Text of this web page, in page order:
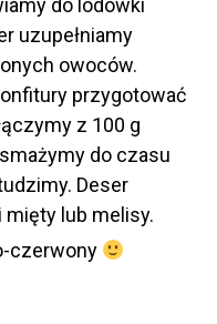
do lodówki
uzupełniamy
owoców.
przygotować
z 100 g
do czasu
Deser
lub melisy.
czerwony